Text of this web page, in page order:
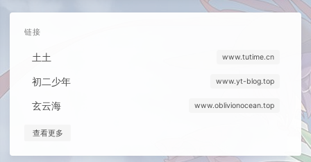
链接
土土 www.tutime.cn
初二少年 www.yt-blog.top
玄云海 www.oblivionocean.top
查看更多